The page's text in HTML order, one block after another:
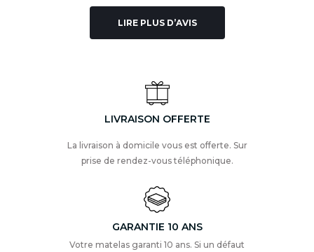
LIRE PLUS D’AVIS
LIVRAISON OFFERTE
La livraison à domicile vous est offerte. Sur
prise de rendez-vous téléphonique.
GARANTIE 10 ANS
Votre matelas garanti 10 ans. Si un défaut